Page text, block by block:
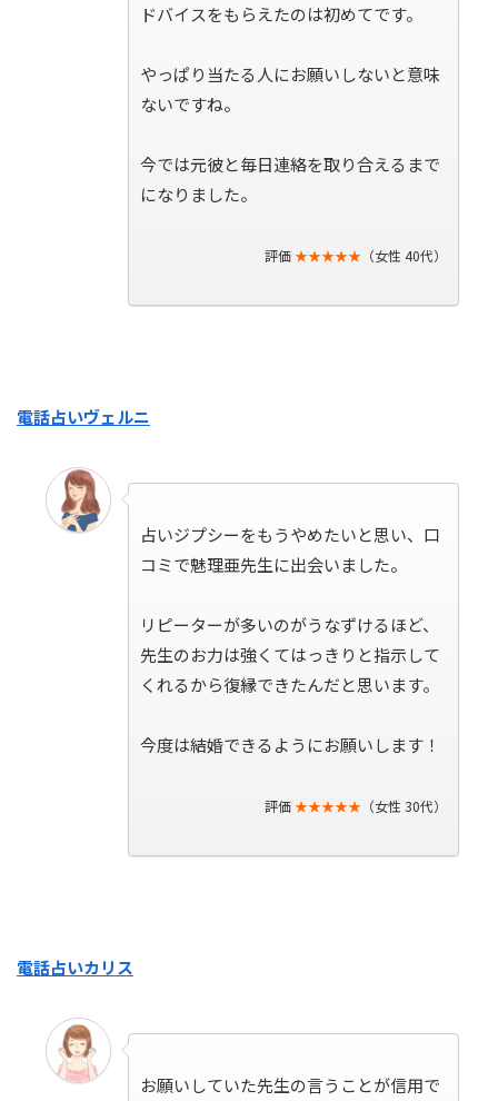
ドバイスをもらえたのは初めてです。
やっぱり当たる人にお願いしないと意味
ないですね。
今では元彼と毎日連絡を取り合えるまで
になりました。
評価★★★★★ （女性 40代）
電話占いヴェルニ
占いジプシーをもうやめたいと思い、口
コミで魅理亜先生に出会いました。
リピーターが多いのがうなずけるほど、
先生のお力は強くてはっきりと指示して
くれるから復縁できたんだと思います。
今度は結婚できるようにお願いします！
評価★★★★★ （女性 30代）
電話占いカリス
お願いしていた先生の言うことが信用で